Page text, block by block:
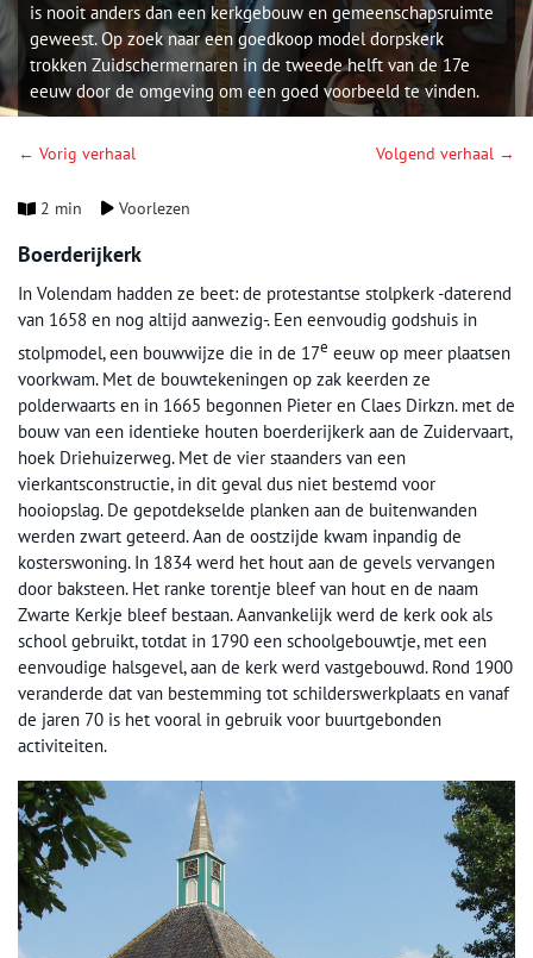
is nooit anders dan een kerkgebouw en gemeenschapsruimte
geweest. Op zoek naar een goedkoop model dorpskerk
trokken Zuidschermernaren in de tweede helft van de 17e
eeuw door de omgeving om een goed voorbeeld te vinden.
← Vorig verhaal Volgend verhaal →
2 min Voorlezen
Boerderijkerk
In Volendam hadden ze beet: de protestantse stolpkerk -daterend
van 1658 en nog altijd aanwezig-. Een eenvoudig godshuis in
stolpmodel, een bouwwijze die in de 17e eeuw op meer plaatsen
voorkwam. Met de bouwtekeningen op zak keerden ze
polderwaarts en in 1665 begonnen Pieter en Claes Dirkzn. met de
bouw van een identieke houten boerderijkerk aan de Zuidervaart,
hoek Driehuizerweg. Met de vier staanders van een
vierkantsconstructie, in dit geval dus niet bestemd voor
hooiopslag. De gepotdekselde planken aan de buitenwanden
werden zwart geteerd. Aan de oostzijde kwam inpandig de
kosterswoning. In 1834 werd het hout aan de gevels vervangen
door baksteen. Het ranke torentje bleef van hout en de naam
Zwarte Kerkje bleef bestaan. Aanvankelijk werd de kerk ook als
school gebruikt, totdat in 1790 een schoolgebouwtje, met een
eenvoudige halsgevel, aan de kerk werd vastgebouwd. Rond 1900
veranderde dat van bestemming tot schilderswerkplaats en vanaf
de jaren 70 is het vooral in gebruik voor buurtgebonden
activiteiten.